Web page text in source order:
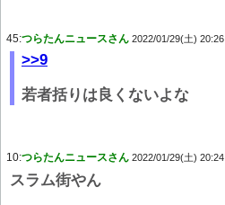
45:つらたんニュースさん 2022/01/29(土) 20:26
>>9
若者括りは良くないよな
10:つらたんニュースさん 2022/01/29(土) 20:24
スラム街やん